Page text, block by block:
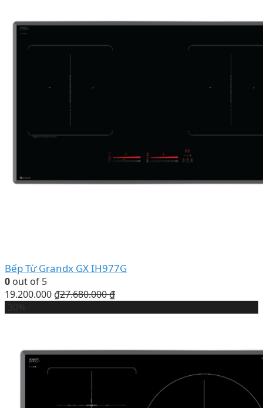
Bếp Từ Grandx GX IH977G
0 out of 5
19.200.000 ₫27.680.000₫